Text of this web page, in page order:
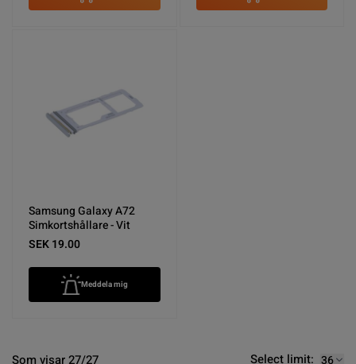
Samsung Galaxy A72
Simkortshållare - Vit
SEK 19.00
Meddela mig
Som visar 27/27 Select limit: